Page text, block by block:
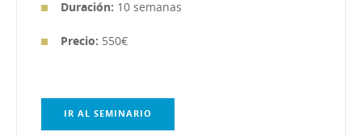
Duración: 10 semanas
Precio: 550€
IR AL SEMINARIO